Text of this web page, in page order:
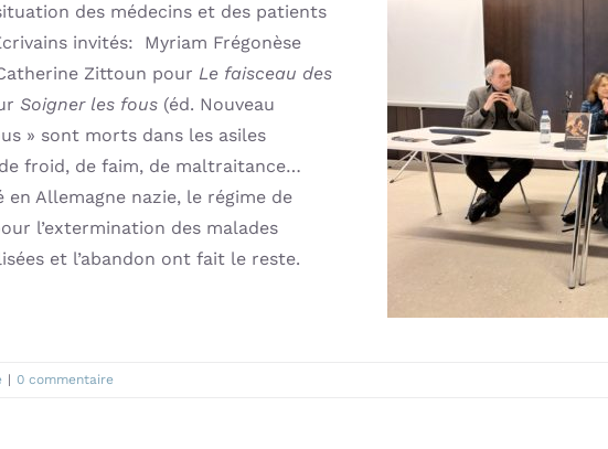
des médecins et des patients
invités: Myriam Frégonèse
Zittoun pour Le faisceau des
Soigner les fous(éd. Nouveau
» sont morts dans les asiles
froid, de faim, de maltraitance…
en Allemagne nazie, le régime de
l’extermination des malades
et l’abandon ont fait le reste.
| 0 commentaire